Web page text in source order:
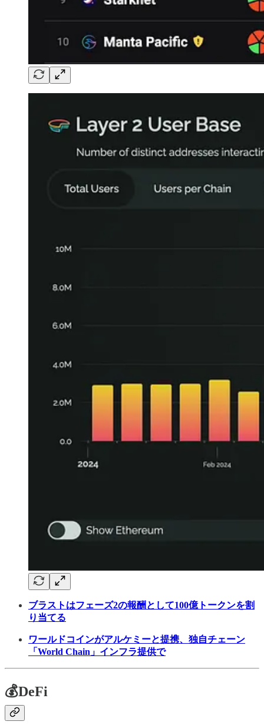
ブラストはフェーズ2の報酬として100億トークンを割
り当てる
ワールドコインがアルケミーと提携、独自チェーン
「World Chain」インフラ提供で
💰DeFi